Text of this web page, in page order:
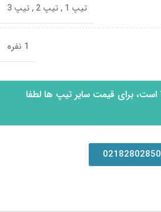
تیپ 1 ,تیپ 2 ,تیپ 3
1 نفره
قیمت برای جکوزی تیپ 1 است، برای قیمت سایر تیپ ها لطفا
02182802850